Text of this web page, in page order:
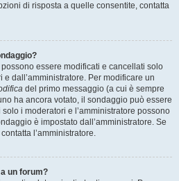
di risposta a quelle consentite, contatta
essere modificati e cancellati solo
dall’amministratore. Per modificare un
del primo messaggio (a cui è sempre
ha ancora votato, il sondaggio può essere
i moderatori e l’amministratore possono
è impostato dall’amministratore. Se
l’amministratore.
un forum?